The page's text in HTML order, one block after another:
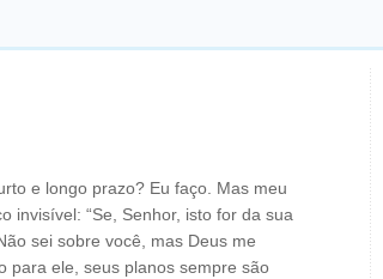
e longo prazo? Eu faço. Mas meu
invisível: “Se, Senhor, isto for da sua
sei sobre você, mas Deus me
para ele, seus planos sempre são